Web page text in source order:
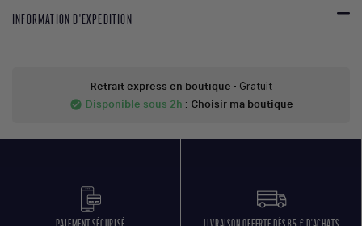
INFORMATION D'EXPEDITION
Retrait express en boutique - Gratuit
check_circle Disponible sous 2h : Choisir ma boutique